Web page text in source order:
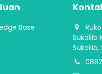
Base
Sukolilo
Sukolilo,